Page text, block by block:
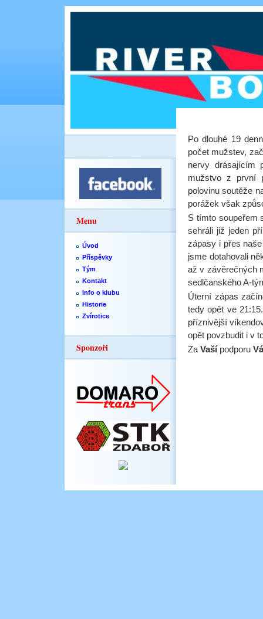
Menu
Úvod
Příspěvky
Tým
Kontakt
Info o klubu
Historie
Zvírotice
Sponzoři
Po dlouhé 19
počet mužstev,
nervy drásajícím
mužstvo z první
polovinu soutěže
porážek však
S tímto soupeřem
sehráli již jeden
zápasy i přes
jsme dotahovali
až v závěrečných
sedlčanského A-
Úterní zápas
tedy opět ve
příznivější
opět povzbudit i v
Za Vaší podporu